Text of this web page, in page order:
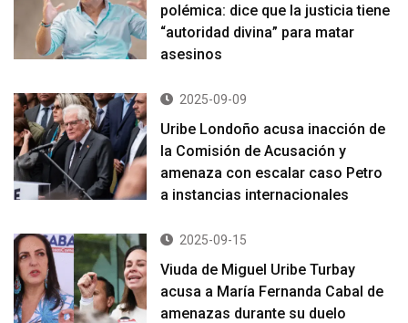
polémica: dice que la justicia tiene
“autoridad divina” para matar
asesinos
2025-09-09
Uribe Londoño acusa inacción de
la Comisión de Acusación y
amenaza con escalar caso Petro
a instancias internacionales
2025-09-15
Viuda de Miguel Uribe Turbay
acusa a María Fernanda Cabal de
amenazas durante su duelo